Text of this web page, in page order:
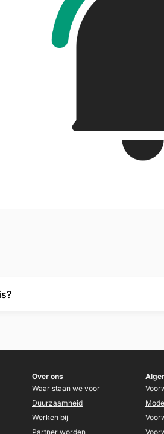
Over ons
Waar staan we voor
Duurzaamheid
Werken bij
Partner worden